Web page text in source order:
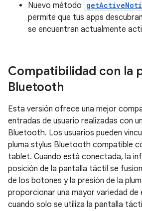
Nuevo método
permite que tus apps
se encuentran actualmente
Compatibilidad con la
Bluetooth
Esta versión ofrece una mejor
entradas de usuario realizadas con
Bluetooth. Los usuarios pueden
pluma stylus Bluetooth compatible
tablet. Cuando está conectada, la
posición de la pantalla táctil se
de los botones y la presión de la
proporcionar una mayor variedad de
cuando solo se utiliza la pantalla